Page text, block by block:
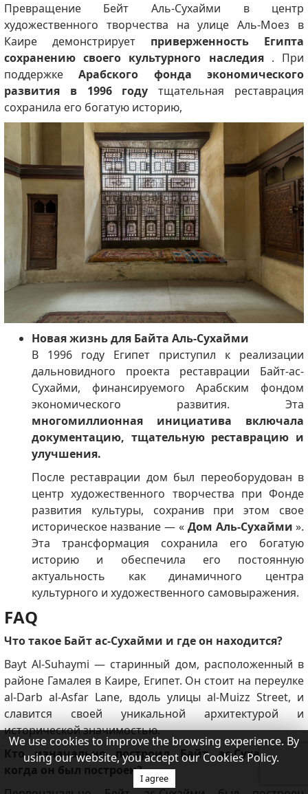
Превращение Бейт Аль-Сухайми в центр
художественного творчества на улице Аль-Моез в
Каире демонстрирует приверженность Египта
сохранению своего культурного наследия. При
поддержкеАрабского фонда экономического
развития в 1996 году тщательная реставрация
сохранила его богатую историю,
Новая жизнь для Байта Аль-Сухайми
В 1996 году Египет приступил к реализации
дальновидного проекта реставрации Байт-ас-
Сухайми, финансируемого Арабским фондом
экономического развития. Эта
многомиллионная инициатива включала
документацию, тщательную реставрацию и
улучшения.
После реставрации дом был переоборудован в
центр художественного творчества при Фонде
развития культуры, сохранив при этом свое
историческое название — « Дом Аль-Сухайми ».
Эта трансформация сохранила его богатую
историю и обеспечила его постоянную
актуальность как динамичного центра
культурного и художественного самовыражения.
FAQ
Что такое Байт ас-Сухайми и где он находится?
Bayt Al-Suhaymi — старинный дом, расположенный в
районе Гамалея в Каире, Египет. Он стоит на переулке
al-Darb al-Asfar Lane, вдоль улицы al-Muizz Street, и
славится своей уникальной архитектурой и
исторической значимостью.
Кто изначально построил Байт ас-Сухайми и
когда он был построен?
We use cookies to improve the browsing experience. By
using our website, you accept our Cookies Policy.
I agree